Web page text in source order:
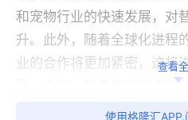
和宠物行业的快速发展，对
升。此外，随着全球化进程
业的合作将更加紧密，这将
展。未来，随着技术的不断
替硝唑的应用领域和市场潜
查看
使用格隆汇